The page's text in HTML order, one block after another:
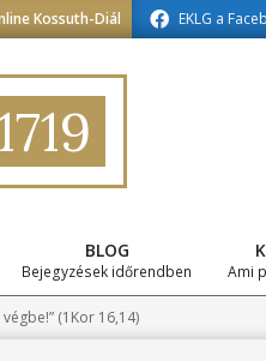
Kossuth-Diák a médiainformatika
EKLG a
BLOG
Bejegyzések időrendben Ami
(1Kor 16,14)